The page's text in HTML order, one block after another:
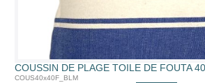
COUSSIN DE PLAGE TOILE DE FOUTA
COUS40x40F_BLM